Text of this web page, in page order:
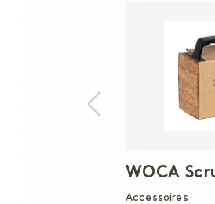
WOCA
Accessoires